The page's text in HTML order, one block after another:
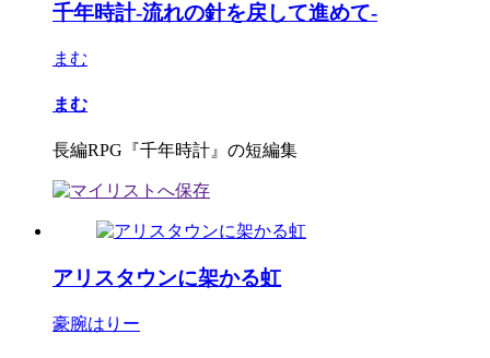
千年時計-流れの針を戻して進めて-
まむ
まむ
長編RPG『千年時計』の短編集
アリスタウンに架かる虹
豪腕はりー